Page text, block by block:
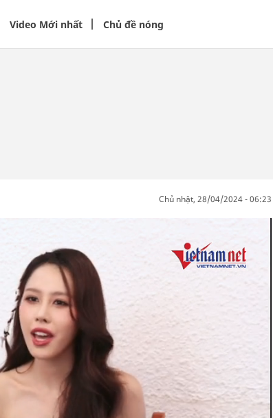
Video Mới nhất Chủ đề nóng
chủ nhật, 28/04/2024 - 06:23